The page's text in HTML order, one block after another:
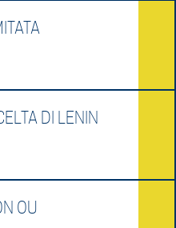
DI LENIN
OU